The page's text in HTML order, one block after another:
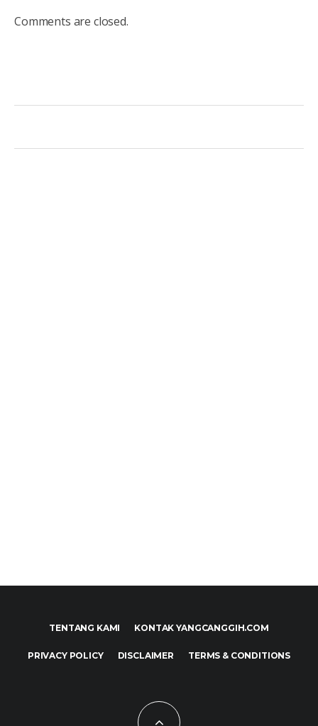
Comments are closed.
TENTANG KAMI KONTAK YANGCANGGIH.COM
PRIVACY POLICY DISCLAIMER TERMS & CONDITIONS